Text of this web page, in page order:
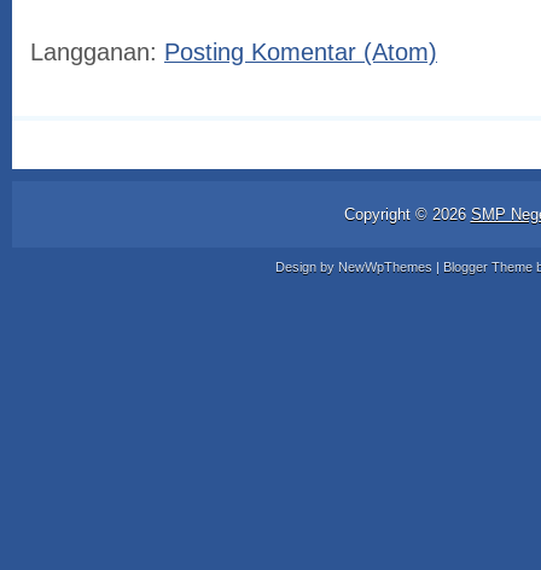
Langganan: Posting Komentar (Atom)
Copyright © 2026 SMP
Design by NewWpThemes | Blogger Theme